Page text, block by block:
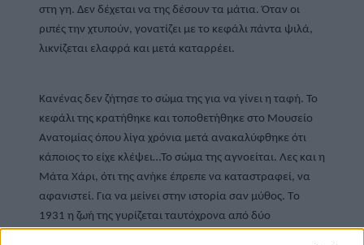
στη γη. Δεν δέχεται να της δέσουν τα μάτια. Όταν οι
ριπές την χτυπούν, γονατίζει με το κεφάλι πάντα ψιλά,
λικνίζεται ελαφρά και μετά καταρρέει.
Κανένας δεν ζήτησε το σώμα της για να γίνει η ταφή. Το
κεφάλι της κρατήθηκε και τοποθετήθηκε στο Μουσείο
Ανατομίας όπου λίγα χρόνια μετά ανακαλύφθηκε ότι
κάποιος το είχε κλέψει…Το σώμα της αγνοείται. Λες και η
Μάτα Χάρι, ότι της ανήκε έπρεπε να καταστραφεί, να
αφανιστεί. Για να μείνει στην ιστορία σαν μύθος. Tο
1931 η ζωή της γυρίζεται ταυτόχρονα από δύο